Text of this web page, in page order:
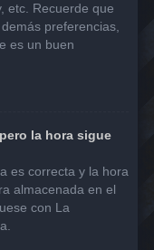
etc. Recuerde que
preferencias,
es un buen
la hora sigue
es correcta y la hora
almacenada en el
con La